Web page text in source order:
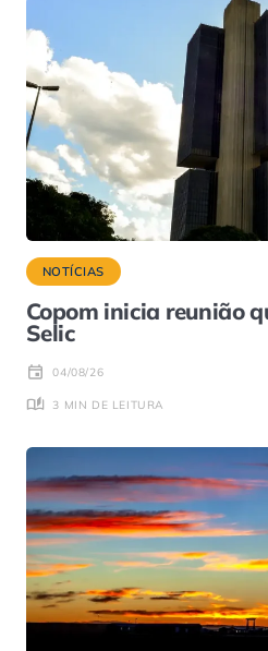
NOTÍCIAS
Copom inicia reunião
Selic
04/08/26
3 MIN DE LEITURA